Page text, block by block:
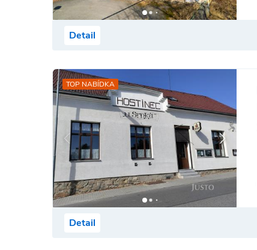
Detail
TOP NABÍDKA
Detail